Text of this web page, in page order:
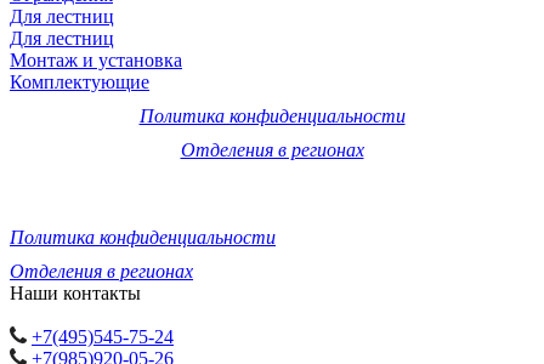
Для лестниц
Для лестниц
Монтаж и установка
Комплектующие
Политика конфиденциальности
Отделения в регионах
Политика конфиденциальности
Отделения в регионах
Наши контакты
+7(495)545-75-24
+7(985)920-05-26